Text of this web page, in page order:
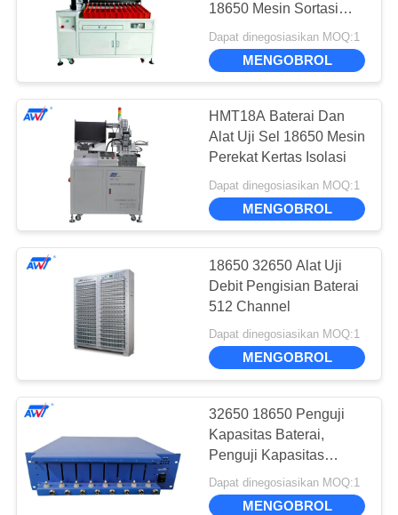
SITEMAP
PRIVACY
POLICY
Baterai Dan Alat Uji
Sel
25
Mesin Sortasi
Baterai
11
Penguji Resistansi
Internal Baterai
8
18650 Mesin Sortasi
Baterai 12 Kelas
Dapat dinegosiasikan MOQ:1
MENGOBROL
HMT18A Baterai Dan
Alat Uji Sel 18650 Mesin
Perekat Kertas Isolasi
Dapat dinegosiasikan MOQ:1
MENGOBROL
18650 32650 Alat Uji
Debit Pengisian Baterai
512 Channel
Dapat dinegosiasikan MOQ:1
MENGOBROL
32650 18650 Penguji
Kapasitas Baterai,
Penguji Kapasitas
Baterai Lithium 8 Titik
5V 3A
Dapat dinegosiasikan MOQ:1
MENGOBROL